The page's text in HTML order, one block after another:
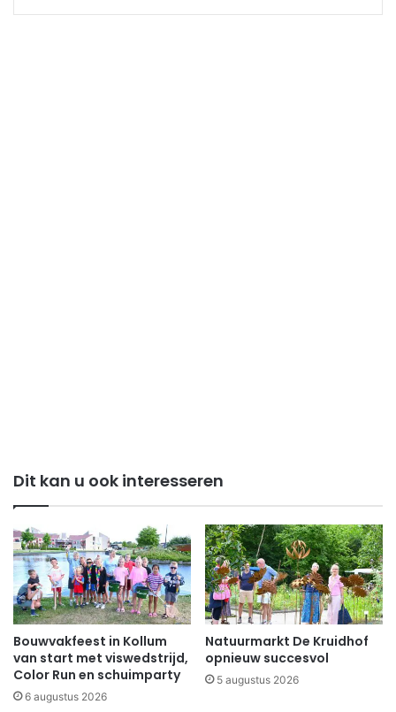
Dit kan u ook interesseren
Bouwvakfeest in Kollum
van start met viswedstrijd,
Color Run en schuimparty
6 augustus 2026
Natuurmarkt De Kruidhof
opnieuw succesvol
5 augustus 2026